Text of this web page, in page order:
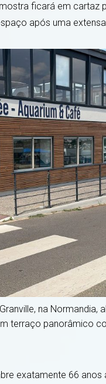
ficará em cartaz
após uma
na Normandia,
terraço panorâmico
exatamente 66 anos
em
13th
forward